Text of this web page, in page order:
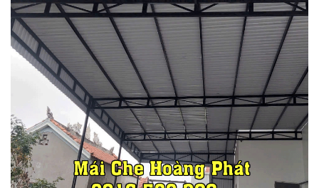
cần che sân trước, sân sau
nhà trọ cần làm mái che chống nóng
Thời tiết tạiThành phố Hồ Chí Minh
có nắng nóng kéo dài,
đặc biệt vào buổi trưa. Mùa mưa thì thường có mưa lớn, dễ
gây dột nếu mái không chắc chắn.
Chính vì vậy,làm mái tônlà giải pháp được nhiều hộ dân tại
phường 2 Gò Vấp lựa chọn để: